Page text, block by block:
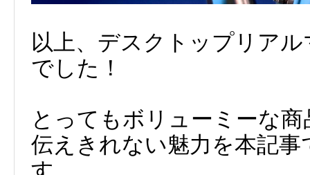
以上、デスクトップリア
でした！
とってもボリューミーな
伝えきれない魅力を本記